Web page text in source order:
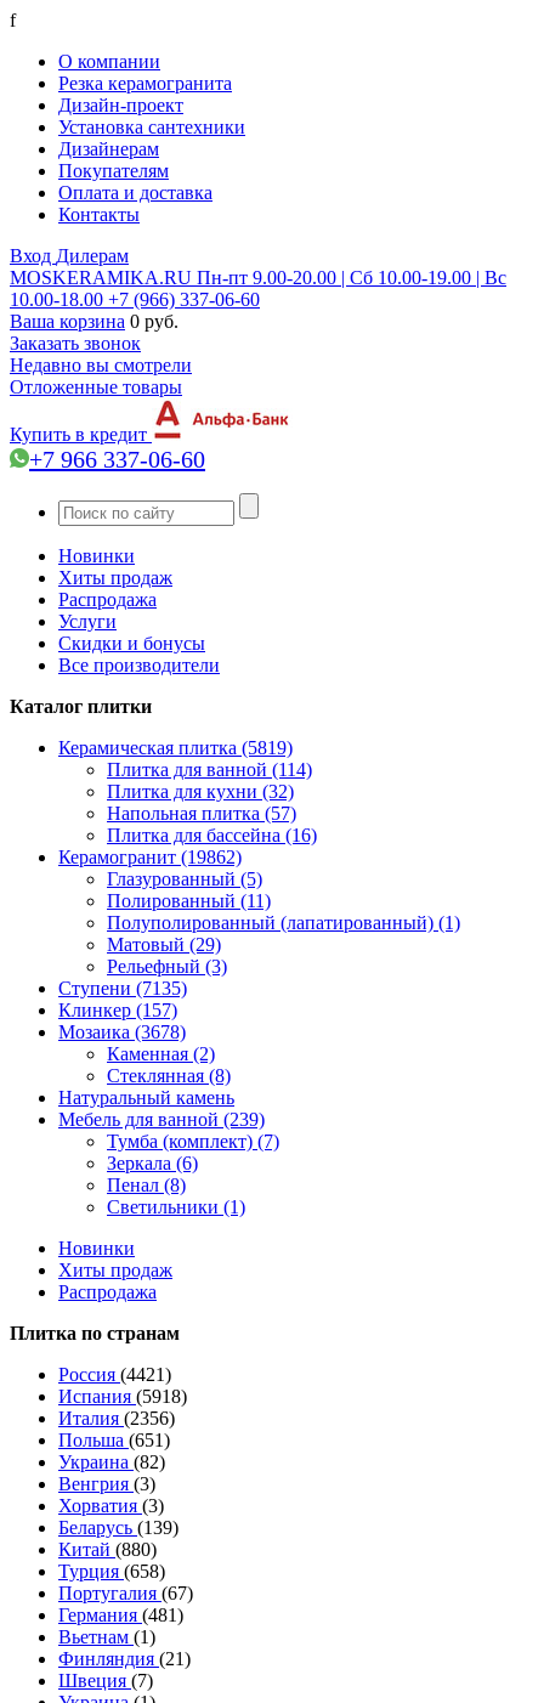
f
О компании
Резка керамогранита
Дизайн-проект
Установка сантехники
Дизайнерам
Покупателям
Оплата и доставка
Контакты
Вход Дилерам
MOSKERAMIKA.RU Пн-пт 9.00-20.00 | Сб 10.00-19.00 | Вс
10.00-18.00 +7 (966) 337-06-60
Ваша корзина 0 руб.
Заказать звонок
Недавно вы смотрели
Отложенные товары
Купить в кредит
+7 966 337-06-60
Новинки
Хиты продаж
Распродажа
Услуги
Скидки и бонусы
Все производители
Каталог плитки
Керамическая плитка (5819)
Плитка для ванной (114)
Плитка для кухни (32)
Напольная плитка (57)
Плитка для бассейна (16)
Керамогранит (19862)
Глазурованный (5)
Полированный (11)
Полуполированный (лапатированный) (1)
Матовый (29)
Рельефный (3)
Ступени (7135)
Клинкер (157)
Мозаика (3678)
Каменная (2)
Стеклянная (8)
Натуральный камень
Мебель для ванной (239)
Тумба (комплект) (7)
Зеркала (6)
Пенал (8)
Светильники (1)
Новинки
Хиты продаж
Распродажа
Плитка по странам
Россия (4421)
Испания (5918)
Италия (2356)
Польша (651)
Украина (82)
Венгрия (3)
Хорватия (3)
Беларусь (139)
Китай (880)
Турция (658)
Португалия (67)
Германия (481)
Вьетнам (1)
Финляндия (21)
Швеция (7)